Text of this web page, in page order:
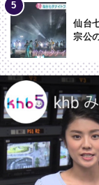
仙台
宗公